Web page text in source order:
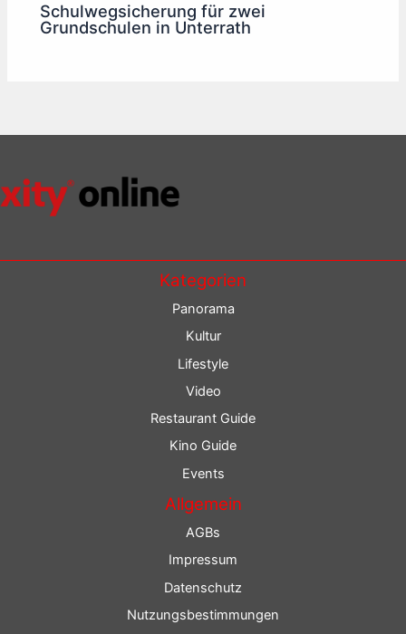
Schulwegsicherung für zwei
Grundschulen in Unterrath
Kategorien
Panorama
Kultur
Lifestyle
Video
Restaurant Guide
Kino Guide
Events
Allgemein
AGBs
Impressum
Datenschutz
Nutzungsbestimmungen